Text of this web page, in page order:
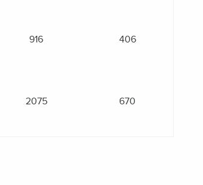
916 406
2075 670